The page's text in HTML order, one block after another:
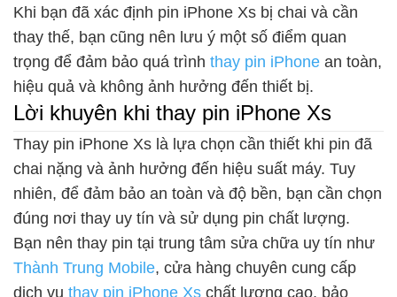
Khi bạn đã xác định pin iPhone Xs bị chai và cần
thay thế, bạn cũng nên lưu ý một số điểm quan
trọng để đảm bảo quá trình thay pin iPhone an toàn,
hiệu quả và không ảnh hưởng đến thiết bị.
Lời khuyên khi thay pin iPhone Xs
Thay pin iPhone Xs là lựa chọn cần thiết khi pin đã
chai nặng và ảnh hưởng đến hiệu suất máy. Tuy
nhiên, để đảm bảo an toàn và độ bền, bạn cần chọn
đúng nơi thay uy tín và sử dụng pin chất lượng.
Bạn nên thay pin tại trung tâm sửa chữa uy tín như
Thành Trung Mobile, cửa hàng chuyên cung cấp
dịch vụ thay pin iPhone Xs chất lượng cao, bảo